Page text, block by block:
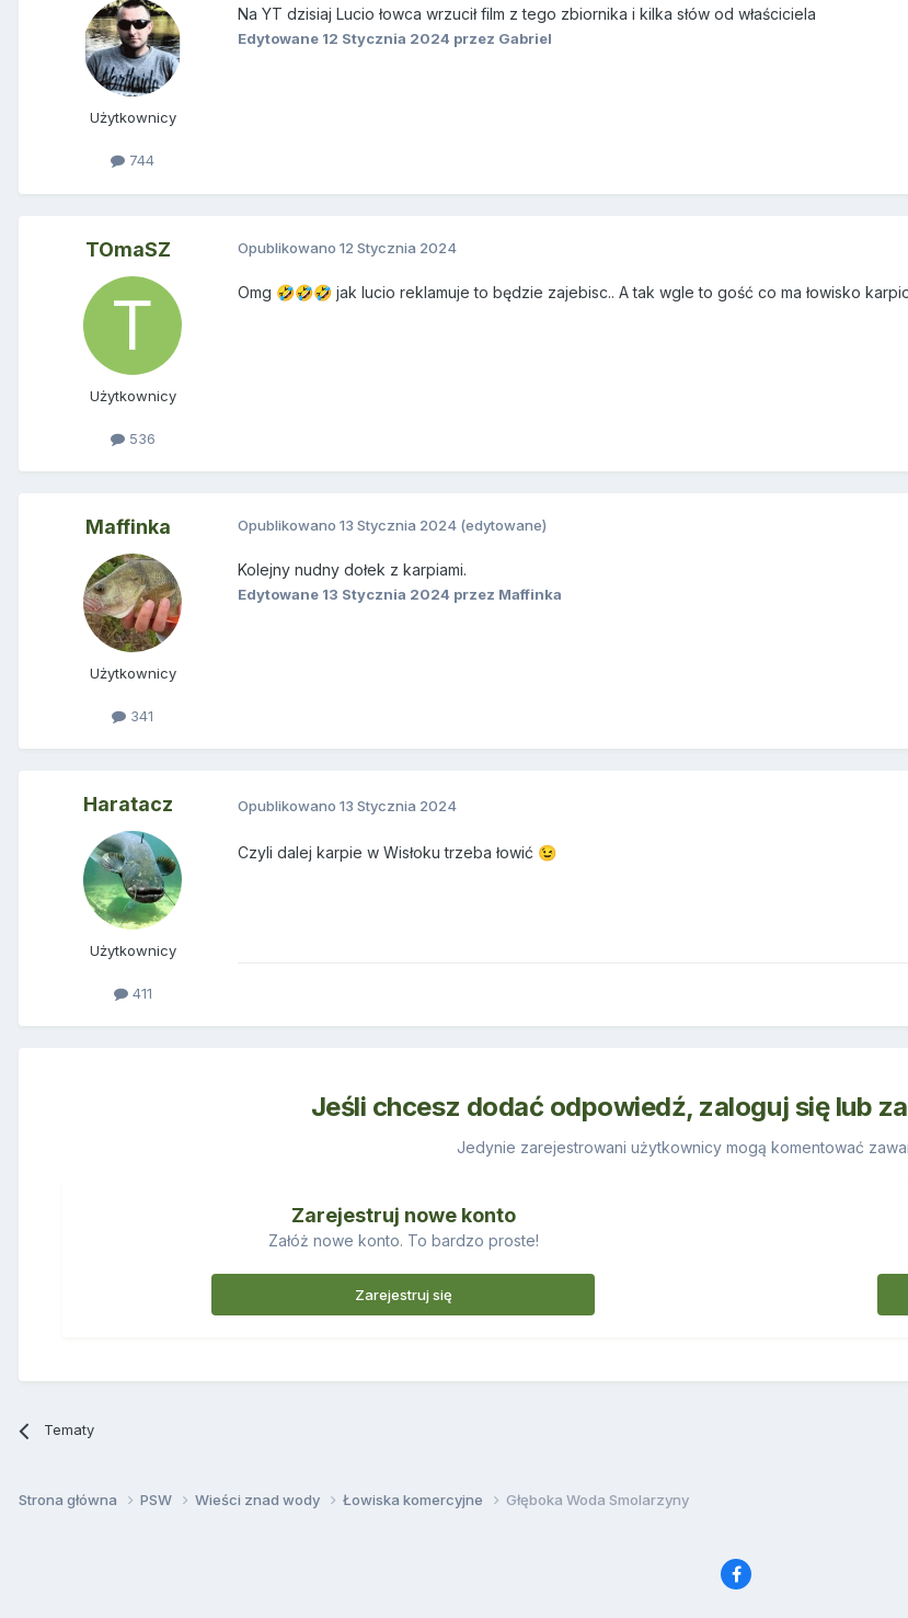
Użytkownicy
744
Na YT dzisiaj Lucio łowca wrzucił film z tego zbiornika i kilka słów od właściciela
Edytowane 12 Stycznia 2024 przez Gabriel
TOmaSZ
Użytkownicy
536
Opublikowano 12 Stycznia 2024
Omg 🤣🤣🤣 jak lucio reklamuje to będzie zajebisc.. A tak wgle to gość co ma łowisko
Maffinka
Użytkownicy
341
Opublikowano 13 Stycznia 2024 (edytowane)
Kolejny nudny dołek z karpiami.
Edytowane 13 Stycznia 2024 przez Maffinka
Haratacz
Użytkownicy
411
Opublikowano 13 Stycznia 2024
Czyli dalej karpie w Wisłoku trzeba łowić 😉
Jeśli chcesz dodać odpowiedź, zaloguj się lub
Jedynie zarejestrowani użytkownicy mogą komentować
Zarejestruj nowe konto
Załóż nowe konto. To bardzo proste!
Zarejestruj się
Tematy
Strona główna PSW Wieści znad wody Łowiska komercyjne Głęboka Woda Smolarzyny